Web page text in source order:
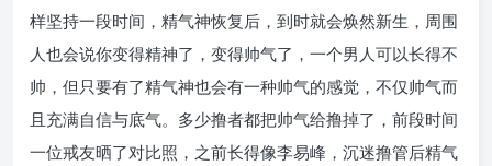
样坚持一段时间，精气神恢复后，到时就会焕然新生，周围
人也会说你变得精神了，变得帅气了，一个男人可以长得不
帅，但只要有了精气神也会有一种帅气的感觉，不仅帅气而
且充满自信与底气。多少撸者都把帅气给撸掉了，前段时间
一位戒友晒了对比照，之前长得像李易峰，沉迷撸管后精气